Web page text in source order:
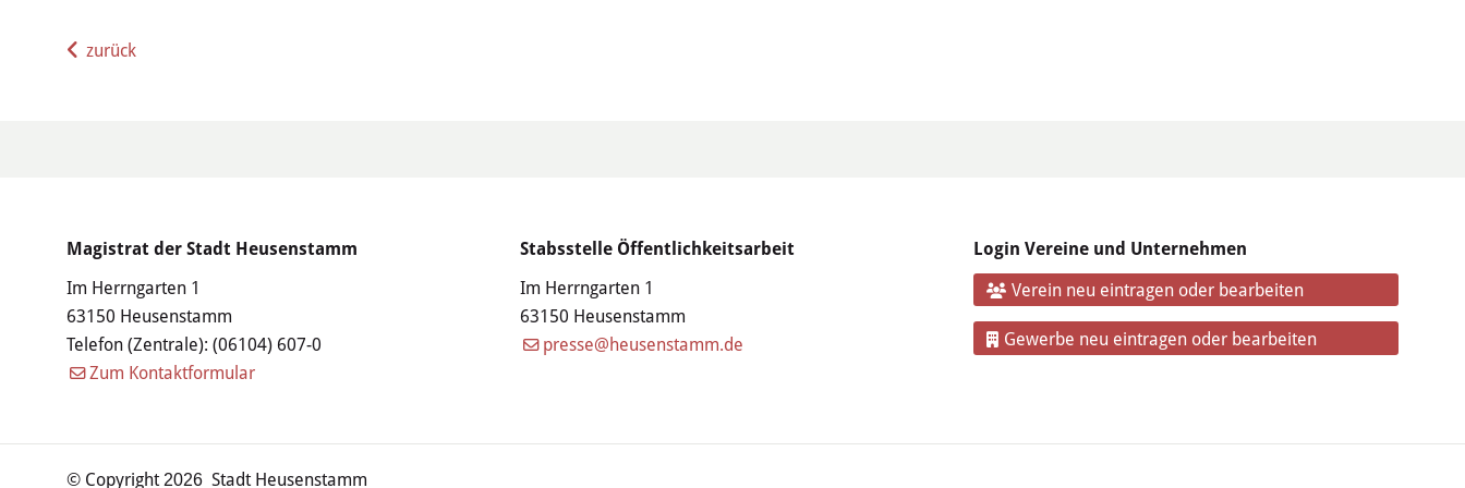
zurück
Magistrat der Stadt Heusenstamm
Im Herrngarten 1
63150 Heusenstamm
Telefon (Zentrale): (06104) 607-0
Zum Kontaktformular
Stabsstelle Öffentlichkeitsarbeit
Im Herrngarten 1
63150 Heusenstamm
presse@heusenstamm.de
Login Vereine und Unternehmen
Verein neu eintragen oder bearbeiten
Gewerbe neu eintragen oder bearbeiten
© Copyright 2026 Stadt Heusenstamm